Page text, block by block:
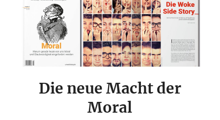
Die neue Macht der
Moral